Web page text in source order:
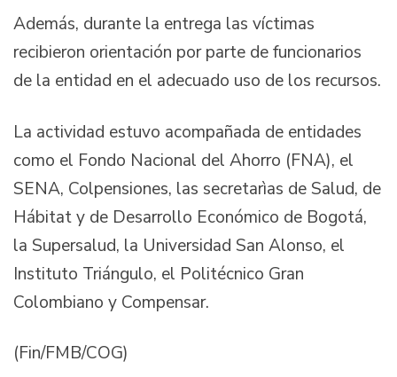
Además, durante la entrega las víctimas
recibieron orientación por parte de funcionarios
de la entidad en el adecuado uso de los recursos.
La actividad estuvo acompañada de entidades
como el Fondo Nacional del Ahorro (FNA), el
SENA, Colpensiones, las secretarìas de Salud, de
Hábitat y de Desarrollo Económico de Bogotá,
la Supersalud, la Universidad San Alonso, el
Instituto Triángulo, el Politécnico Gran
Colombiano y Compensar.
(Fin/FMB/COG)